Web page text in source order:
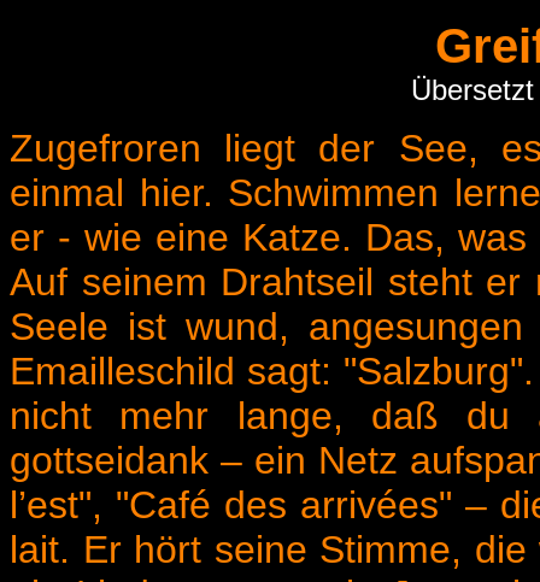
Zugefroren liegt der See,
einmal hier. Schwimmen
er - wie eine Katze. Das,
Auf seinem Drahtseil steht
Seele ist wund,
Emailleschild sagt:
nicht mehr lange, daß du
gottseidank – ein Netz
l’est", "Café des arrivées" –
lait. Er hört seine Stimme,